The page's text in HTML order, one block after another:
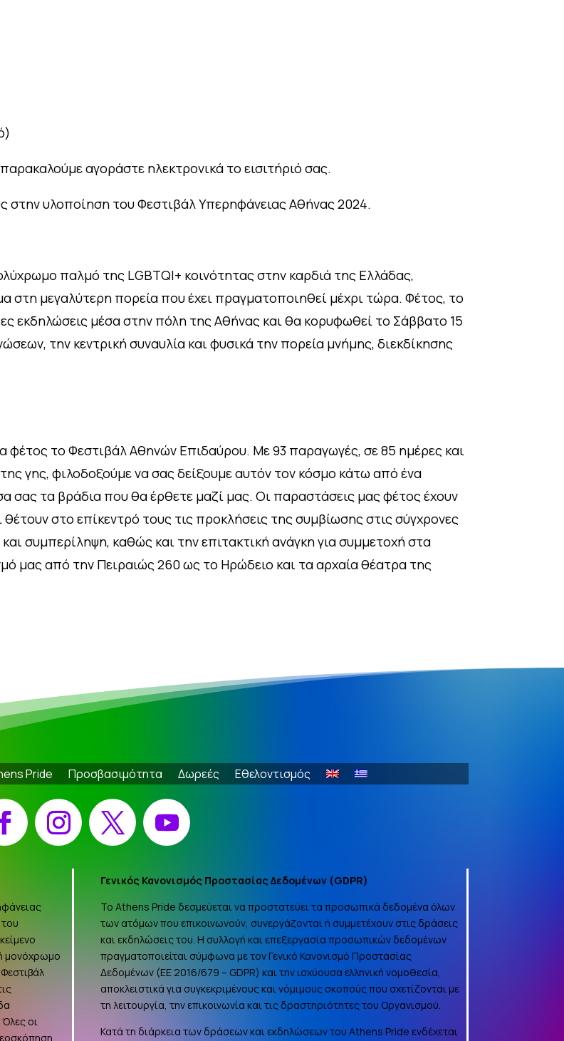
αγοράστε ηλεκτρονικά το εισιτήριό σας.
στην υλοποίηση του Φεστιβάλ Υπερηφάνειας Αθήνας 2024.
παλμό της LGBTQI+ κοινότητας στην καρδιά της Ελλάδας,
μεγαλύτερη πορεία που έχει πραγματοποιηθεί μέχρι τώρα. Φέτος, το
εκδηλώσεις μέσα στην πόλη της Αθήνας και θα κορυφωθεί το Σάββατο 15
την κεντρική συναυλία και φυσικά την πορεία μνήμης, διεκδίκησης
φέτος το Φεστιβάλ Αθηνών Επιδαύρου. Με 93 παραγωγές, σε 85 ημέρες και
γης, φιλοδοξούμε να σας δείξουμε αυτόν τον κόσμο κάτω από ένα
σας τα βράδια που θα έρθετε μαζί μας. Οι παραστάσεις μας φέτος έχουν
στο επίκεντρό τους τις προκλήσεις της συμβίωσης στις σύγχρονες
συμπερίληψη, καθώς και την επιτακτική ανάγκη για συμμετοχή στα
μας από την Πειραιώς 260 ως το Ηρώδειο και τα αρχαία θέατρα της
Pride Προσβασιμότητα Δωρεές Εθελοντισμός
Instagram X YouTube
μονόχρωμο
Όλες οι
Γενικός Κανονισμός Προστασίας Δεδομένων (GDPR)
Το Athens Pride δεσμεύεται να προστατεύει τα προσωπικά δεδομένα όλων
των ατόμων που επικοινωνούν, συνεργάζονται ή συμμετέχουν στις δράσεις
και εκδηλώσεις του. Η συλλογή και επεξεργασία προσωπικών δεδομένων
πραγματοποιείται σύμφωνα με τον Γενικό Κανονισμό Προστασίας
Δεδομένων (ΕΕ 2016/679 – GDPR) και την ισχύουσα ελληνική νομοθεσία,
αποκλειστικά για συγκεκριμένους και νόμιμους σκοπούς που σχετίζονται με
τη λειτουργία, την επικοινωνία και τις δραστηριότητες του Οργανισμού.
Κατά τη διάρκεια των δράσεων και εκδηλώσεων του Athens Pride ενδέχεται